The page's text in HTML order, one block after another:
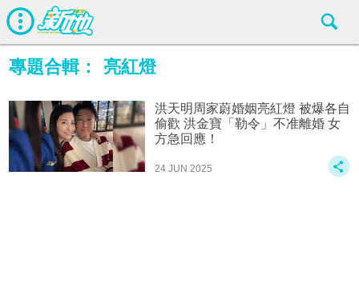
專題合輯： 亮紅燈
洪天明周家蔚婚姻亮紅燈 被爆各自
偷歡 洪金寶「勒令」不准離婚 女
方急回應！
24 JUN 2025